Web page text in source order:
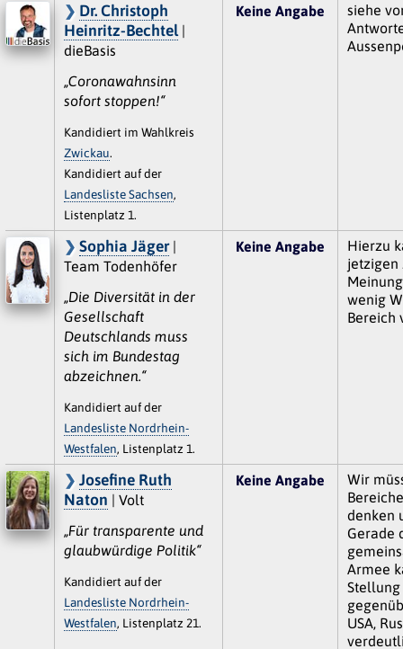
Dr. Christoph
Heinritz-Bechtel |
dieBasis
„Coronawahnsinn
sofort stoppen!“
Kandidiert im Wahlkreis
Zwickau.
Kandidiert auf der
Landesliste Sachsen,
Listenplatz 1.
Keine Angabe
siehe
Sophia Jäger|
Team Todenhöfer
„Die Diversität in der
Gesellschaft
Deutschlands muss
sich im Bundestag
abzeichnen.“
Kandidiert auf der
Landesliste Nordrhein-
Westfalen, Listenplatz 1.
Keine Angabe
Hierzu
jetzigen
wenig
Bereich
Josefine Ruth
Naton | Volt
„Für transparente und
glaubwürdige Politik“
Kandidiert auf der
Landesliste Nordrhein-
Westfalen, Listenplatz 21.
Keine Angabe
Wir
denken
Gerade
Armee
USA,